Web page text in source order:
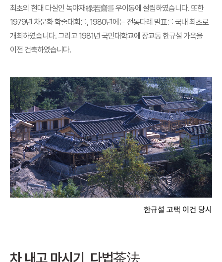
최초의 현대 다실인 녹야재綠若齋를 우이동에 설립하였습니다. 또한
1979년 차문화 학술대회를, 1980년에는 전통다례 발표를 국내 최초로
개최하였습니다. 그리고 1981년 국민대학교에 장교동 한규설 가옥을
이전 건축하였습니다.
한규설 고택 이건 당시
차 내고 마시기, 다법茶法